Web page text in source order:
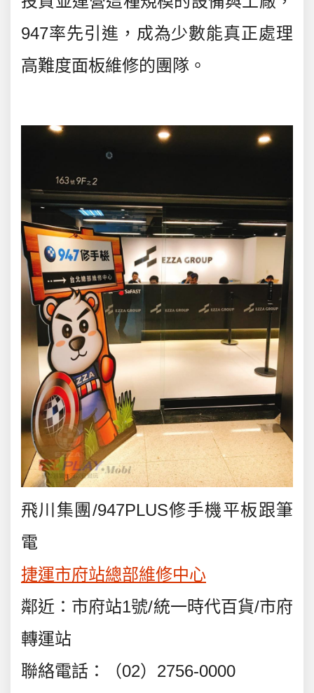
947率先引進，成為少數能真正處理
高難度面板維修的團隊。
飛川集團/947PLUS修手機平板跟筆
電
捷運市府站總部維修中心
鄰近：市府站1號/統一時代百貨/市府
轉運站
聯絡電話：（02）2756-0000